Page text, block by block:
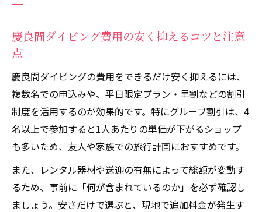
イド
送迎付き慶良間ダイビングプランの選び方
午前・午後で変わる慶良間ダイビングの魅
力
慶良間ダイビングショップおすすめポイン
ト解説
那覇発と現地集合の費用差を徹底比較
知らなきゃ損する慶良間の値段比較術
慶良間ダイビング費用の安く抑えるコツと注意
点
慶良間ダイビングの費用をできるだけ安く抑えるには、
複数名での申込みや、平日限定プラン・早割などの割引
制度を活用するのが効果的です。特にグループ割引は、4
名以上で参加すると1人あたりの単価が下がるショップ
も多いため、友人や家族での旅行計画におすすめです。
また、レンタル器材や送迎の有無によって総額が変動す
るため、事前に「何が含まれているのか」を必ず確認し
ましょう。安さだけで選ぶと、現地で追加料金が発生す